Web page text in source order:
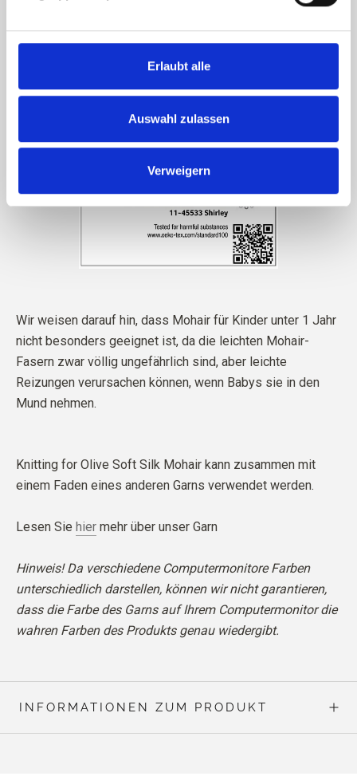
Erlaubt alle
Auswahl zulassen
Verweigern
Wir weisen darauf hin, dass Mohair für Kinder unter 1 Jahr
nicht besonders geeignet ist, da die leichten Mohair-
Fasern zwar völlig ungefährlich sind, aber leichte
Reizungen verursachen können, wenn Babys sie in den
Mund nehmen.
Knitting for Olive Soft Silk Mohair kann zusammen mit
einem Faden eines anderen Garns verwendet werden.
Lesen Sie hier mehr über unser Garn
Hinweis! Da verschiedene Computermonitore Farben
unterschiedlich darstellen, können wir nicht garantieren,
dass die Farbe des Garns auf Ihrem Computermonitor die
wahren Farben des Produkts genau wiedergibt.
INFORMATIONEN ZUM PRODUKT